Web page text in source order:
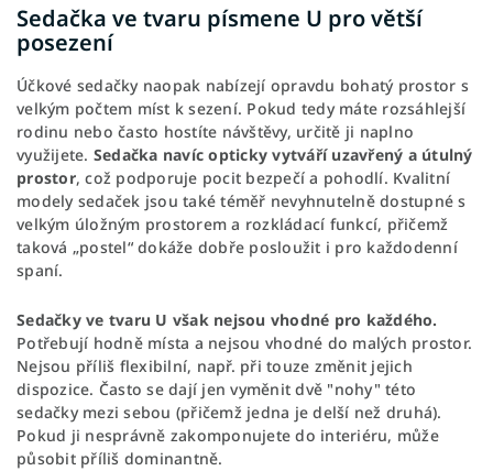
Sedačka ve tvaru písmene U pro větší
posezení
Účkové sedačky naopak nabízejí opravdu bohatý prostor s
velkým počtem míst k sezení. Pokud tedy máte rozsáhlejší
rodinu nebo často hostíte návštěvy, určitě ji naplno
využijete. Sedačka navíc opticky vytváří uzavřený a útulný
prostor, což podporuje pocit bezpečí a pohodlí. Kvalitní
modely sedaček jsou také téměř nevyhnutelně dostupné s
velkým úložným prostorem a rozkládací funkcí, přičemž
taková „postel“ dokáže dobře posloužit i pro každodenní
spaní.
Sedačky ve tvaru U však nejsou vhodné pro každého.
Potřebují hodně místa a nejsou vhodné do malých prostor.
Nejsou příliš flexibilní, např. při touze změnit jejich
dispozice. Často se dají jen vyměnit dvě "nohy" této
sedačky mezi sebou (přičemž jedna je delší než druhá).
Pokud ji nesprávně zakomponujete do interiéru, může
působit příliš dominantně.